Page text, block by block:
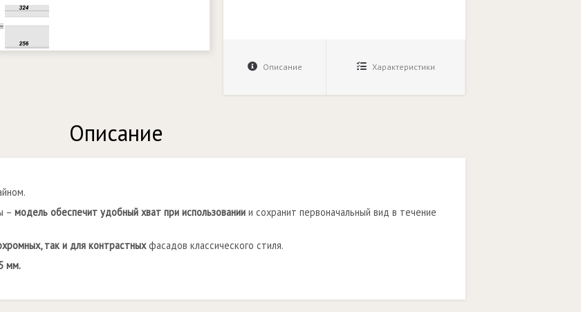
Описание Характеристики
Описание
– модель обеспечит удобный хват при использовании и сохранит первоначальный вид в течение
так и для контрастныхфасадов классического стиля.
мм.